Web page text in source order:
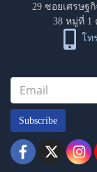
29 ซอยเศรษฐ
38 หมู่ที่ 1
โท
Subscribe